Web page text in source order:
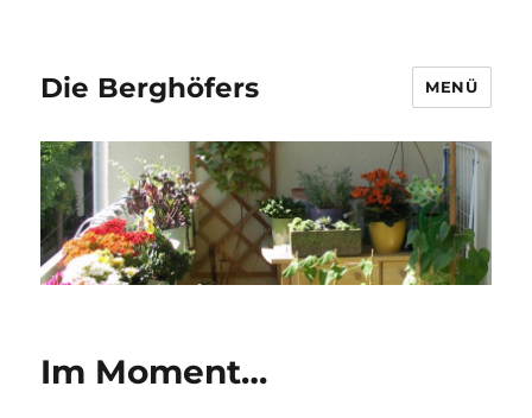
Die Berghöfers MENÜ
Im Moment…